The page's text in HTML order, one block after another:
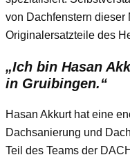
von Dachfenstern
Originalersatzteile des
„Ich bin Hasan
in Gruibingen.“
Hasan Akkurt hat eine
Dachsanierung und
Teil des Teams der